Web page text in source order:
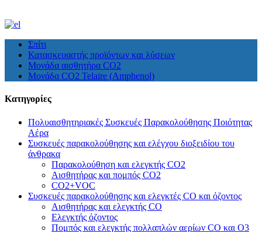
Σπίτι
Κατασκευαστής προϊόντων και λύσεων
Μονάδα αισθητήρα CO2
Μονάδα CO2 Telaire (Amphenol)
Κατηγορίες
Πολυαισθητηριακές Συσκευές Παρακολούθησης Ποιότητας
Αέρα
Συσκευές παρακολούθησης και ελέγχου διοξειδίου του
άνθρακα
Παρακολούθηση και ελεγκτής CO2
Αισθητήρας και πομπός CO2
CO2+VOC
Συσκευές παρακολούθησης και ελεγκτές CO και όζοντος
Αισθητήρας και ελεγκτής CO
Ελεγκτής όζοντος
Πομπός και ελεγκτής πολλαπλών αερίων CO και O3